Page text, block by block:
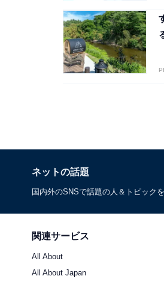
ネットの話題
国内外のSNSで話題の人＆トピック
関連サービス
All About
All About Japan